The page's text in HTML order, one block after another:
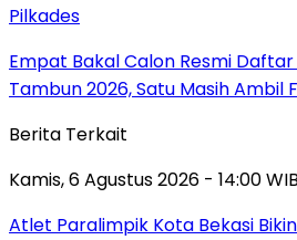
Pilkades
Empat Bakal Calon Resmi
Tambun 2026, Satu Masih Ambil
Berita Terkait
Kamis, 6 Agustus 2026 - 14:00 WIB
Atlet Paralimpik Kota Bekasi